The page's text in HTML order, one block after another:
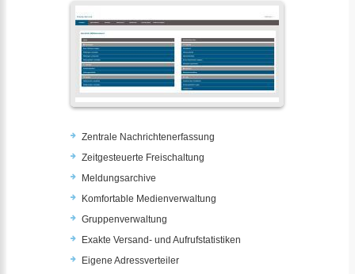
Zentrale Nachrichtenerfassung
Zeitgesteuerte Freischaltung
Meldungsarchive
Komfortable Medienverwaltung
Gruppenverwaltung
Exakte Versand- und Aufrufstatistiken
Eigene Adressverteiler